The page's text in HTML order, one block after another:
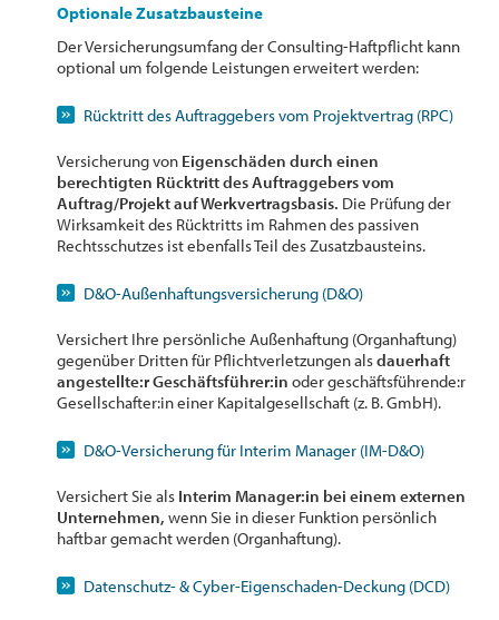
Optionale Zusatzbausteine
Der Versicherungsumfang der Consulting-Haftpflicht kann
optional um folgende Leistungen erweitert werden:
Rücktritt des Auftraggebers vom Projektvertrag (RPC)
Versicherung von Eigenschäden durch einen
berechtigten Rücktritt des Auftraggebers vom
Auftrag/Projekt auf Werkvertragsbasis. Die Prüfung der
Wirksamkeit des Rücktritts im Rahmen des passiven
Rechtsschutzes ist ebenfalls Teil des Zusatzbausteins.
D&O-Außenhaftungsversicherung (D&O)
Versichert Ihre persönliche Außenhaftung (Organhaftung)
gegenüber Dritten für Pflichtverletzungen alsdauerhaft
angestellte:r Geschäftsführer:in oder geschäftsführende:r
Gesellschafter:in einer Kapitalgesellschaft (z. B. GmbH).
D&O-Versicherung für Interim Manager (IM-D&O)
Versichert Sie als Interim Manager:in bei einem externen
Unternehmen, wenn Sie in dieser Funktion persönlich
haftbar gemacht werden (Organhaftung).
Datenschutz- & Cyber-Eigenschaden-Deckung (DCD)